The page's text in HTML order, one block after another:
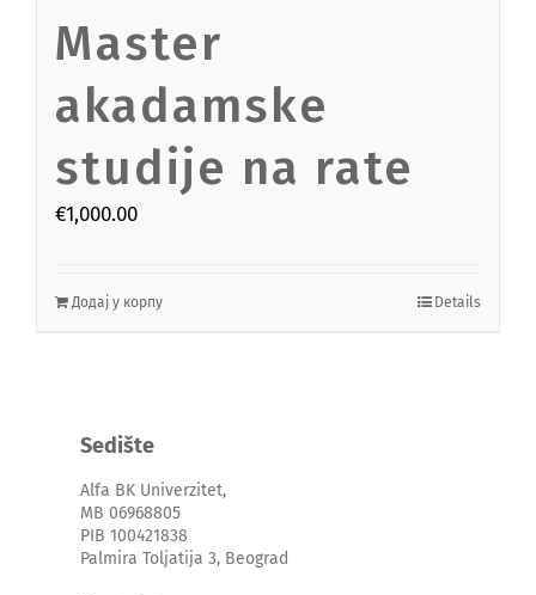
Master
akadamske
studije na rate
€1,000.00
Додај у корпу Details
Sedište
Alfa BK Univerzitet,
MB 06968805
PIB 100421838
Palmira Toljatija 3, Beograd